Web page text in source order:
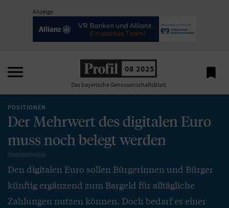
Anzeige
 08 2025
Das bayerische Genossenschaftsblatt

POSITIONEN
Der Mehrwert des digitalen Euro
muss noch belegt werden
Den digitalen Euro sollen Bürgerinnen und Bürger
künftig ergänzend zum Bargeld für alltägliche
Zahlungen nutzen können. Doch bedarf es einer